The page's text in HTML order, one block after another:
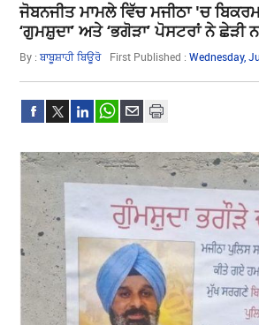
ਜੋਬਨਜੀਤ ਮਾਮਲੇ ਵਿੱਚ ਮਜੀਠਾ 'ਚ
‘ਗੁਮਸ਼ੁਦਾ’ ਅਤੇ ‘ਭਗੋੜਾ’ ਪੋਸਟਰਾਂ ਨੇ ਛੇੜੀ
By :ਬਾਬੂਸ਼ਾਹੀ ਬਿਊਰੋ First Published :Wednesday,